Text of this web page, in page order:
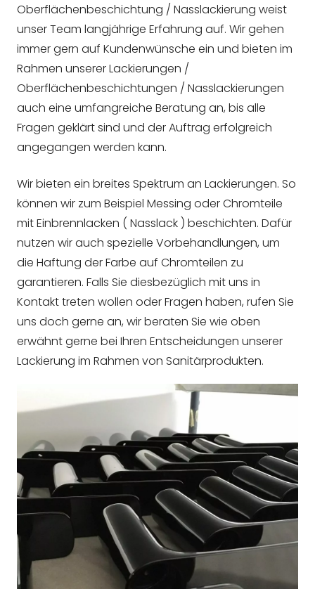
Oberflächenbeschichtung / Nasslackierung weist
unser Team langjährige Erfahrung auf. Wir gehen
immer gern auf Kundenwünsche ein und bieten im
Rahmen unserer Lackierungen /
Oberflächenbeschichtungen / Nasslackierungen
auch eine umfangreiche Beratung an, bis alle
Fragen geklärt sind und der Auftrag erfolgreich
angegangen werden kann.
Wir bieten ein breites Spektrum an Lackierungen. So
können wir zum Beispiel Messing oder Chromteile
mit Einbrennlacken ( Nasslack ) beschichten. Dafür
nutzen wir auch spezielle Vorbehandlungen, um
die Haftung der Farbe auf Chromteilen zu
garantieren. Falls Sie diesbezüglich mit uns in
Kontakt treten wollen oder Fragen haben, rufen Sie
uns doch gerne an, wir beraten Sie wie oben
erwähnt gerne bei Ihren Entscheidungen unserer
Lackierung im Rahmen von Sanitärprodukten.